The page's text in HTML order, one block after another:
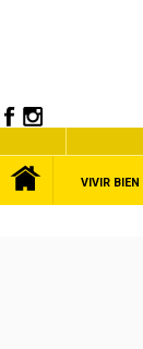
VIVIR BIEN